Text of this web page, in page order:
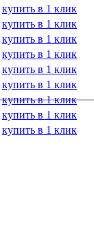
купить в 1 клик
купить в 1 клик
купить в 1 клик
купить в 1 клик
купить в 1 клик
купить в 1 клик
купить в 1 клик
купить в 1 клик
купить в 1 клик